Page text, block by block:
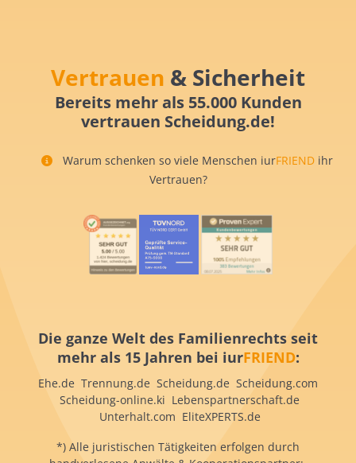
Vertrauen & Sicherheit
Bereits mehr als 55.000 Kunden
vertrauen Scheidung.de!
Warum schenken so viele Menschen iurFRIEND ihr
Vertrauen?
Die ganze Welt des Familienrechts seit
mehr als 15 Jahren bei iurFRIEND:
Ehe.de Trennung.de Scheidung.de Scheidung.com
Scheidung-online.ki Lebenspartnerschaft.de
Unterhalt.com EliteXPERTS.de
*) Alle juristischen Tätigkeiten erfolgen durch